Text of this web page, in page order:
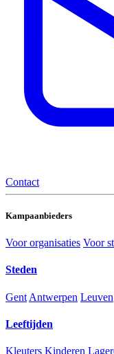
Contact
Kampaanbieders
Voor organisaties Voor
Steden
Gent Antwerpen Leuven
Leeftijden
Kleuters Kinderen